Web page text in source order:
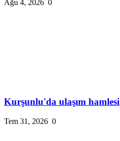
Ağu 4, 2026 0
Kurşunlu'da ulaşım hamlesi
Tem 31, 2026 0